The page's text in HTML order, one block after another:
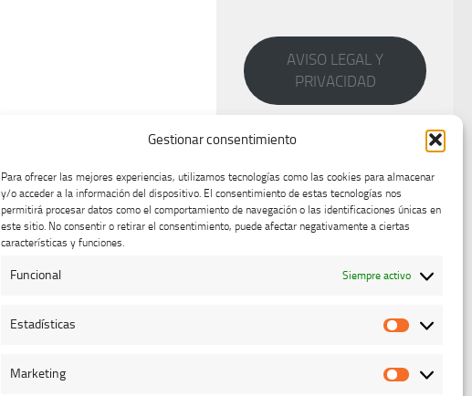
Gestionar consentimiento
Para ofrecer las mejores experiencias, utilizamos tecnologías como las cookies para almacenar
y/o acceder a la información del dispositivo. El consentimiento de estas tecnologías nos
permitirá procesar datos como el comportamiento de navegación o las identificaciones únicas en
este sitio. No consentir o retirar el consentimiento, puede afectar negativamente a ciertas
características y funciones.
Funcional Siempre activo
Estadísticas
Marketing
Marketing
AVISO LEGAL Y
PRIVACIDAD